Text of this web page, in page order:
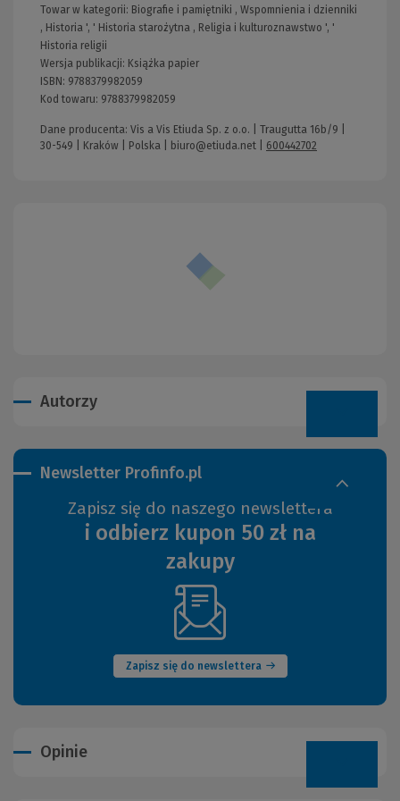
Towar w kategorii: Biografie i pamiętniki , Wspomnienia i dzienniki
, Historia ', ' Historia starożytna , Religia i kulturoznawstwo ', '
Historia religii
Wersja publikacji: Książka papier
ISBN: 9788379982059
Kod towaru: 9788379982059
Dane producenta: Vis a Vis Etiuda Sp. z o.o. | Traugutta 16b/9 |
30-549 | Kraków | Polska |
biuro@etiuda.net 600442702
Autorzy
Newsletter Profinfo.pl
Zapisz się do naszego newslettera
i odbierz kupon 50 zł na
zakupy
Zapisz się do newslettera
(Nowe
okno)
Opinie